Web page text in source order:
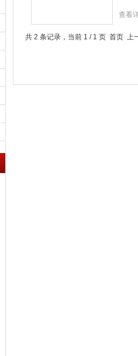
查看
共 2 条记录，当前 1 / 1 页 首页